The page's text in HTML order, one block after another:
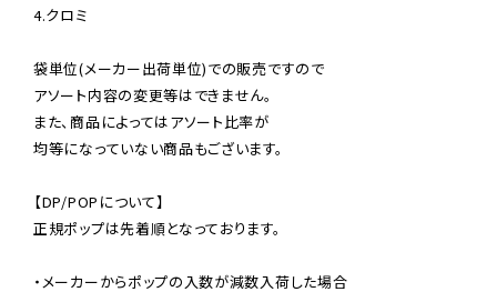
4.クロミ
袋単位(メーカー出荷単位)での販売ですので
アソート内容の変更等はできません。
また、商品によってはアソート比率が
均等になっていない商品もございます。
【DP/POPについて】
正規ポップは先着順となっております。
・メーカーからポップの入数が減数入荷した場合